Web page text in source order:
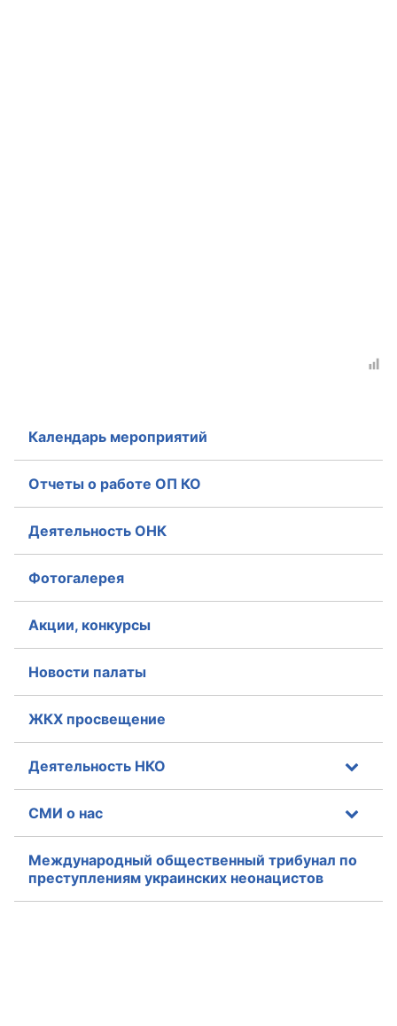
Календарь мероприятий
Отчеты о работе ОП КО
Деятельность ОНК
Фотогалерея
Акции, конкурсы
Новости палаты
ЖКХ просвещение
Деятельность НКО
СМИ о нас
Международный общественный трибунал по
преступлениям украинских неонацистов